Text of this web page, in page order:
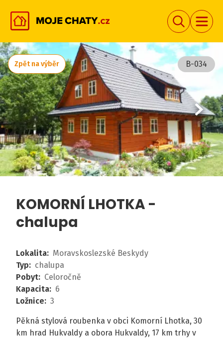
KOMORNÍ LHOTKA -
chalupa
Lokalita: Moravskoslezské Beskydy
Typ: chalupa
Pobyt: Celoročně
Kapacita: 6
Ložnice: 3
Pěkná stylová roubenka v obci Komorní Lhotka, 30
km hrad Hukvaldy a obora Hukvaldy, 17 km trhy v
Zpět na výběr B-034